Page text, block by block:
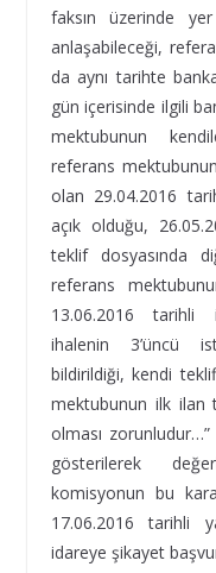
faksın üzerinde
anlaşabileceği,
da aynı tarihte
gün içerisinde ilgili
mektubunun
referans
olan 29.04.2016
açık olduğu,
teklif dosyasında
referans
13.06.2016 tarihli
ihalenin 3’üncü
bildirildiği, kendi
mektubunun ilk ilan
olması zorunludur…”
gösterilerek
komisyonun bu
17.06.2016 tarihli
idareye şikayet